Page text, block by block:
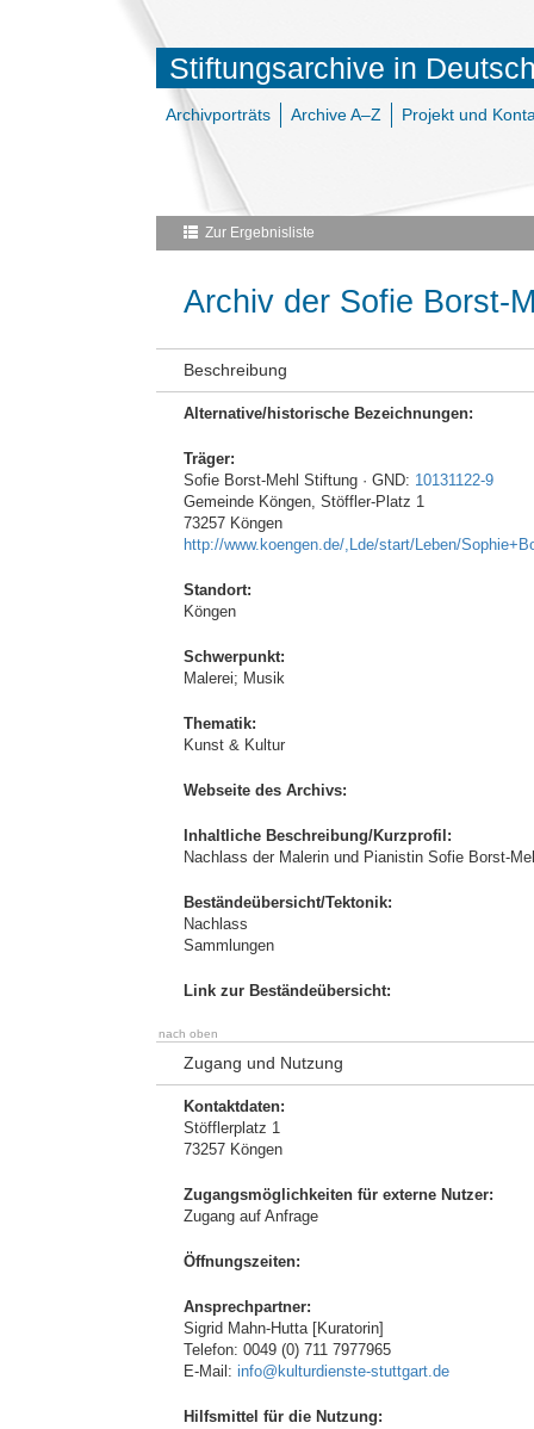
Stiftungsarchive in
Archivporträts Archive A–Z Projekt und
Zur Ergebnisliste
Archiv der Sofie Borst-
Beschreibung
Alternative/historische Bezeichnungen:
Träger:
Sofie Borst-Mehl Stiftung · GND: 10131122-9
Gemeinde Köngen, Stöffler-Platz 1
73257 Köngen
http://www.koengen.de/,Lde/start/Leben/
Standort:
Köngen
Schwerpunkt:
Malerei; Musik
Thematik:
Kunst & Kultur
Webseite des Archivs:
Inhaltliche Beschreibung/Kurzprofil:
Nachlass der Malerin und Pianistin Sofie Borst-
Beständeübersicht/Tektonik:
Nachlass
Sammlungen
Link zur Beständeübersicht:
nach oben
Zugang und Nutzung
Kontaktdaten:
Stöfflerplatz 1
73257 Köngen
Zugangsmöglichkeiten für externe Nutzer:
Zugang auf Anfrage
Öffnungszeiten:
Ansprechpartner:
Sigrid Mahn-Hutta [Kuratorin]
Telefon: 0049 (0) 711 7977965
E-Mail: info@kulturdienste-stuttgart.de
Hilfsmittel für die Nutzung: